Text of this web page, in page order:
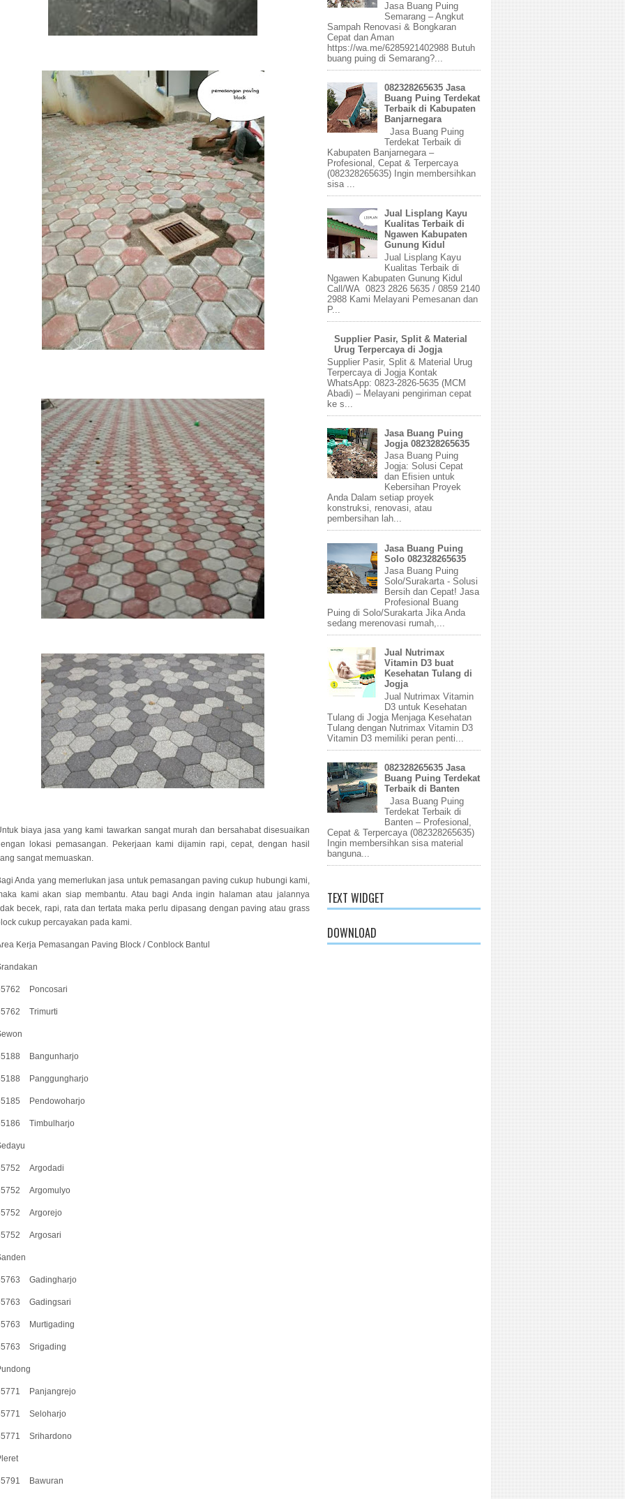
biaya jasa yang kami tawarkan sangat murah dan bersahabat disesuaikan
lokasi pemasangan. Pekerjaan kami dijamin rapi, cepat, dengan hasil
sangat memuaskan.
Anda yang memerlukan jasa untuk pemasangan paving cukup hubungi kami,
kami akan siap membantu. Atau bagi Anda ingin halaman atau jalannya
becek, rapi, rata dan tertata maka perlu dipasang dengan paving atau grass
cukup percayakan pada kami.
Kerja Pemasangan Paving Block / Conblock Bantul
Poncosari
Trimurti
Bangunharjo
Panggungharjo
Pendowoharjo
Timbulharjo
Argodadi
Argomulyo
Argorejo
Argosari
Gadingharjo
Gadingsari
Murtigading
Srigading
Panjangrejo
Seloharjo
Srihardono
Bawuran
Jasa Buang Puing
Semarang – Angkut
Sampah Renovasi & Bongkaran
Cepat dan Aman
https://wa.me/6285921402988 Butuh
buang puing di Semarang?...
082328265635 Jasa
Buang Puing Terdekat
Terbaik di Kabupaten
Banjarnegara
Jasa Buang Puing
Terdekat Terbaik di
Kabupaten Banjarnegara –
Profesional, Cepat & Terpercaya
(082328265635) Ingin membersihkan
sisa ...
Jual Lisplang Kayu
Kualitas Terbaik di
Ngawen Kabupaten
Gunung Kidul
Jual Lisplang Kayu
Kualitas Terbaik di
Ngawen Kabupaten Gunung Kidul
Call/WA 0823 2826 5635 / 0859 2140
2988 Kami Melayani Pemesanan dan
P...
Supplier Pasir, Split & Material
Urug Terpercaya di Jogja
Supplier Pasir, Split & Material Urug
Terpercaya di Jogja Kontak
WhatsApp: 0823-2826-5635 (MCM
Abadi) – Melayani pengiriman cepat
ke s...
Jasa Buang Puing
Jogja 082328265635
Jasa Buang Puing
Jogja: Solusi Cepat
dan Efisien untuk
Kebersihan Proyek
Anda Dalam setiap proyek
konstruksi, renovasi, atau
pembersihan lah...
Jasa Buang Puing
Solo 082328265635
Jasa Buang Puing
Solo/Surakarta - Solusi
Bersih dan Cepat! Jasa
Profesional Buang
Puing di Solo/Surakarta Jika Anda
sedang merenovasi rumah,...
Jual Nutrimax
Vitamin D3 buat
Kesehatan Tulang di
Jogja
Jual Nutrimax Vitamin
D3 untuk Kesehatan
Tulang di Jogja Menjaga Kesehatan
Tulang dengan Nutrimax Vitamin D3
Vitamin D3 memiliki peran penti...
082328265635 Jasa
Buang Puing Terdekat
Terbaik di Banten
Jasa Buang Puing
Terdekat Terbaik di
Banten – Profesional,
Cepat & Terpercaya (082328265635)
Ingin membersihkan sisa material
banguna...
TEXT WIDGET
DOWNLOAD